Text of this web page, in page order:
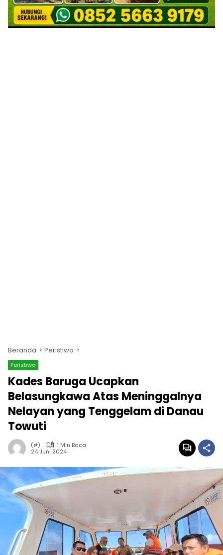
Beranda Peristiwa
Peristiwa
Kades Baruga Ucapkan
Belasungkawa Atas Meninggalnya
Nelayan yang Tenggelam di Danau
Towuti
(#)
1 Min Baca
24 Juni 2024